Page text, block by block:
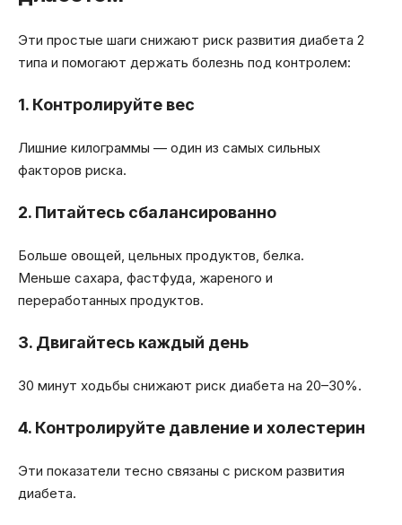
Эти простые шаги снижают риск развития диабета 2
типа и помогают держать болезнь под контролем:
1. Контролируйте вес
Лишние килограммы — один из самых сильных
факторов риска.
2. Питайтесь сбалансированно
Больше овощей, цельных продуктов, белка.
Меньше сахара, фастфуда, жареного и
переработанных продуктов.
3. Двигайтесь каждый день
30 минут ходьбы снижают риск диабета на 20–30%.
4. Контролируйте давление и холестерин
Эти показатели тесно связаны с риском развития
диабета.